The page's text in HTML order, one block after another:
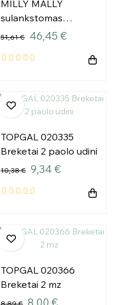
MILLY MALLY
sulankstomas
putplasčio kilimėlis
51,61 € 46,45 €
−10%
TOPGAL 020335
Breketai 2 paolo udini
10,38 € 9,34 €
−10%
TOPGAL 020366
Breketai 2 mz